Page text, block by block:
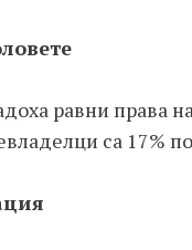
равни права
са 17%